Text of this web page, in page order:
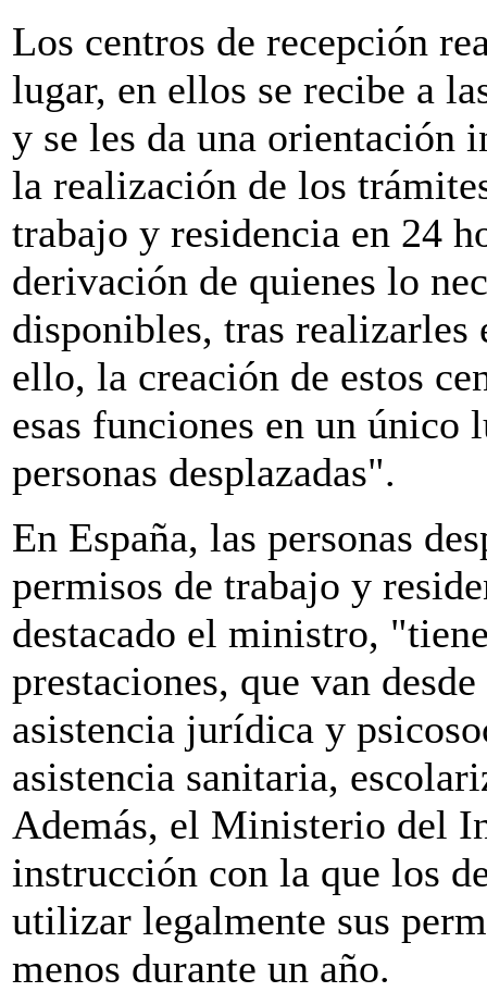
Los centros de recepción
lugar, en ellos se recibe a
y se les da una orientación
la realización de los
trabajo y residencia en 24
derivación de quienes lo
disponibles, tras
ello, la creación de estos
esas funciones en un
personas desplazadas".
En España, las personas
permisos de trabajo y
destacado el ministro,
prestaciones, que van
asistencia jurídica y
asistencia sanitaria,
Además, el Ministerio del
instrucción con la que los
utilizar legalmente sus
menos durante un año.